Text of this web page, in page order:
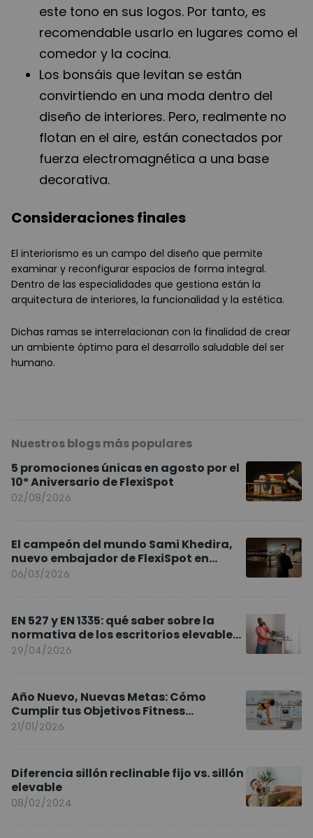
este tono en sus logos. Por tanto, es
recomendable usarlo en lugares como el
comedor y la cocina.
Los bonsáis que levitan se están
convirtiendo en una moda dentro del
diseño de interiores. Pero, realmente no
flotan en el aire, están conectados por
fuerza electromagnética a una base
decorativa.
Consideraciones finales
El interiorismo es un campo del diseño que permite
examinar y reconfigurar espacios de forma integral.
Dentro de las especialidades que gestiona están la
arquitectura de interiores, la funcionalidad y la estética.
Dichas ramas se interrelacionan con la finalidad de crear
un ambiente óptimo para el desarrollo saludable del ser
humano.
Nuestros blogs más populares
5 promociones únicas en agosto por el
10º Aniversario de FlexiSpot
02/08/2026
El campeón del mundo Sami Khedira,
nuevo embajador de FlexiSpot en
Europa
06/03/2026
EN 527 y EN 1335: qué saber sobre la
normativa de los escritorios elevables
y sillas ergonómicas
29/04/2026
Año Nuevo, Nuevas Metas: Cómo
Cumplir tus Objetivos Fitness
Entrenando en Casa
21/01/2026
Diferencia sillón reclinable fijo vs. sillón
elevable
08/02/2024